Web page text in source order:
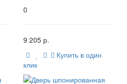
0
9 205 р.
Купить в один
клик